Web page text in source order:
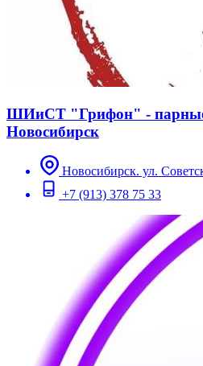
ШИиСТ "Грифон" -
Новосибирск
Новосибирск. ул.
+7 (913) 378 75 33